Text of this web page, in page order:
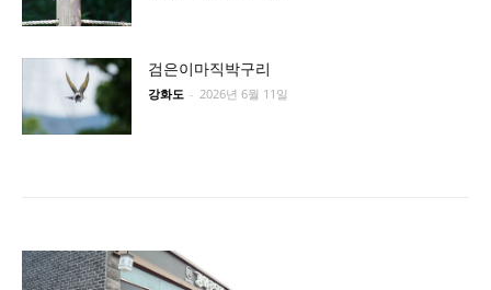
검은이마직박구리
강화도 - 2026년 6월 11일